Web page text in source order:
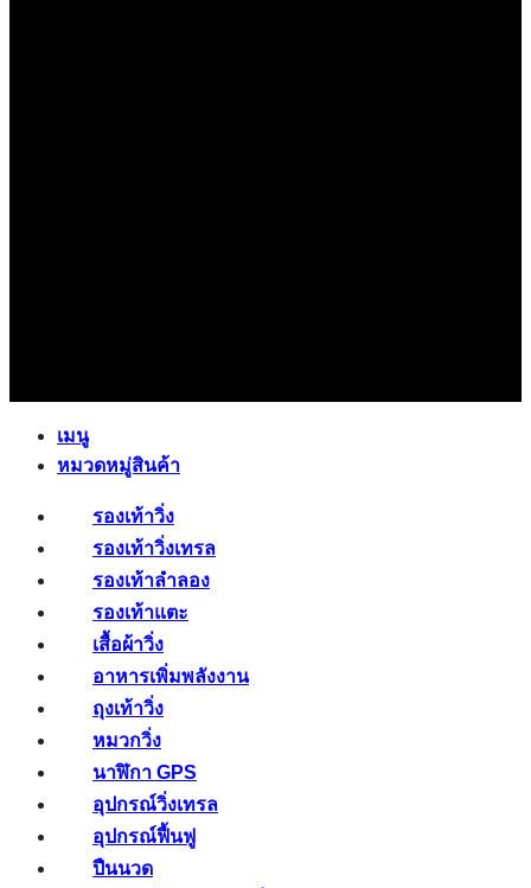
เมนู
หมวดหมู่สินค้า
รองเท้าวิ่ง
รองเท้าวิ่งเทรล
รองเท้าลำลอง
รองเท้าแตะ
เสื้อผ้าวิ่ง
อาหารเพิ่มพลังงาน
ถุงเท้าวิ่ง
หมวกวิ่ง
นาฬิกา GPS
อุปกรณ์วิ่งเทรล
อุปกรณ์ฟื้นฟู
ปืนนวด